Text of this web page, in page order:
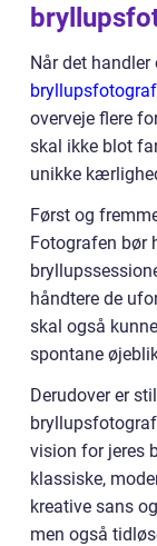
Når det
overveje flere
skal ikke blot
unikke
Først og
Fotografen bør
håndtere de
skal også
spontane
Derudover er
vision for jeres
klassiske,
kreative sans
men også